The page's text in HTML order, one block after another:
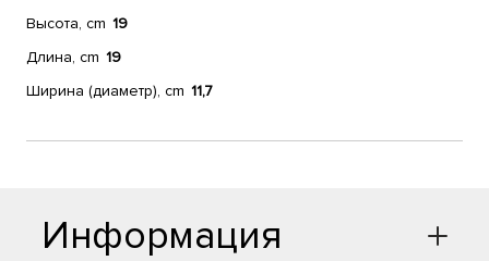
Высота, cm 19
Длина, cm 19
Ширина (диаметр), cm 11,7
Информация